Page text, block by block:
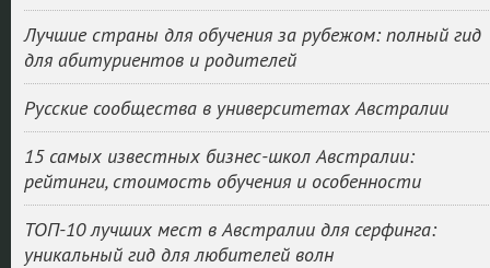
Лучшие страны для обучения за рубежом: полный гид
для абитуриентов и родителей
Русские сообщества в университетах Австралии
15 самых известных бизнес-школ Австралии:
рейтинги, стоимость обучения и особенности
ТОП-10 лучших мест в Австралии для серфинга:
уникальный гид для любителей волн